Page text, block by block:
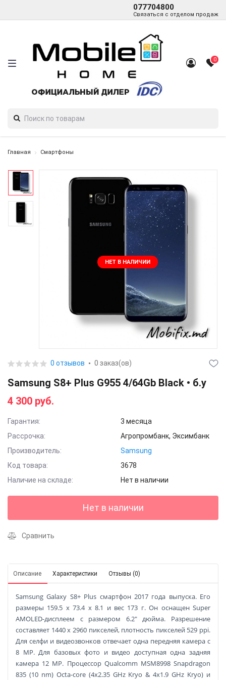
077704800
Связаться с отделом продаж
0
Главная Смартфоны
НЕТ В НАЛИЧИИ
0 отзывов 0 заказ(ов)
Samsung S8+ Plus G955 4/64Gb Black • б.у
4 300 руб.
Гарантия:
3 месяца
Рассрочка:
Агропромбанк, Эксимбанк
Производитель:
Samsung
Код товара:
3678
Наличие на складе:
Нет в наличии
Нет в наличии
Сравнить
Описание Характеристики Отзывы (0)
Samsung Galaxy S8+ Plus смартфон 2017 года выпуска. Его
размеры 159.5 x 73.4 x 8.1 и вес 173 г. Он оснащен Super
AMOLED-дисплеем с размером 6.2" дюйма. Разрешение
составляет 1440 x 2960 пикселей, плотность пикселей 529 ppi.
Для селфи и видеозвонков отвечает одна передняя камера с
8 MP. Для базовых фото и видео доступная одна задняя
камера 12 MP. Процессор Qualcomm MSM8998 Snapdragon
835 (10 nm) Octa-core (4x2.35 GHz Kryo & 4x1.9 GHz Kryo) и